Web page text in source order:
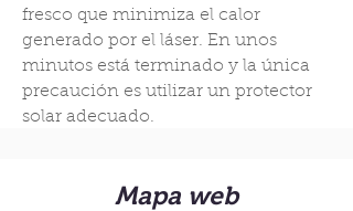
fresco que minimiza el calor
generado por el láser. En unos
minutos está terminado y la única
precaución es utilizar un protector
solar adecuado.
Mapa web